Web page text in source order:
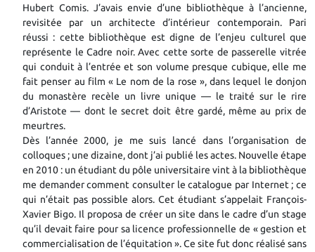
Hubert Comis. J’avais envie d’une bibliothèque à l’ancienne,
revisitée par un architecte d’intérieur contemporain. Pari
réussi : cette bibliothèque est digne de l’enjeu culturel que
représente le Cadre noir. Avec cette sorte de passerelle vitrée
qui conduit à l’entrée et son volume presque cubique, elle me
fait penser au film « Le nom de la rose », dans lequel le donjon
du monastère recèle un livre unique — le traité sur le rire
d’Aristote — dont le secret doit être gardé, même au prix de
meurtres.
Dès l’année 2000, je me suis lancé dans l’organisation de
colloques ; une dizaine, dont j’ai publié les actes. Nouvelle étape
en 2010 : un étudiant du pôle universitaire vint à la bibliothèque
me demander comment consulter le catalogue par Internet ; ce
qui n’était pas possible alors. Cet étudiant s’appelait François-
Xavier Bigo. Il proposa de créer un site dans le cadre d’un stage
qu’il devait faire pour sa licence professionnelle de « gestion et
commercialisation de l’équitation ». Ce site fut donc réalisé sans